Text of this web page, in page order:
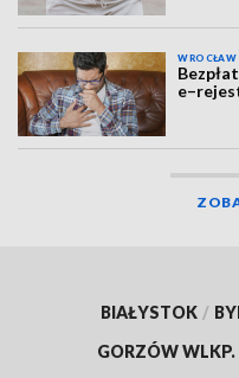
WROCŁAW
BIAŁYSTOK /
GORZÓW WLKP.